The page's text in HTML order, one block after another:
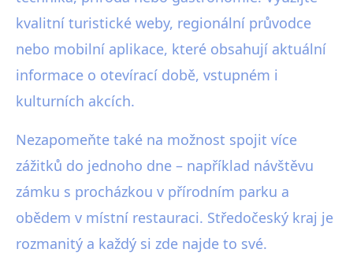
kvalitní turistické weby, regionální průvodce
nebo mobilní aplikace, které obsahují aktuální
informace o otevírací době, vstupném i
kulturních akcích.
Nezapomeňte také na možnost spojit více
zážitků do jednoho dne – například návštěvu
zámku s procházkou v přírodním parku a
obědem v místní restauraci. Středočeský kraj je
rozmanitý a každý si zde najde to své.